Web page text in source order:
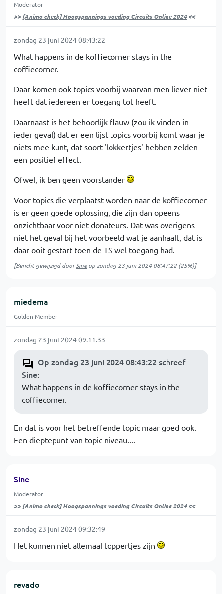
Moderator
>> [Animo check] Hoogspannings voeding Circuits Online 2024<<
zondag 23 juni 2024 08:43:22
What happens in de koffiecorner stays in the
coffiecorner.
Daar komen ook topics voorbij waarvan men liever niet
heeft dat iedereen er toegang tot heeft.
Daarnaast is het behoorlijk flauw (zou ik vinden in
ieder geval) dat er een lijst topics voorbij komt waar je
niets mee kunt, dat soort 'lokkertjes' hebben zelden
een positief effect.
Ofwel, ik ben geen voorstander
Voor topics die verplaatst worden naar de koffiecorner
is er geen goede oplossing, die zijn dan opeens
onzichtbaar voor niet-donateurs. Dat was overigens
niet het geval bij het voorbeeld wat je aanhaalt, dat is
daar ooit gestart toen de TS wel toegang had.
[Bericht gewijzigd doorSineop zondag 23 juni 2024 08:47:22 (25%)]
miedema
Golden Member
zondag 23 juni 2024 09:11:33
Op zondag 23 juni 2024 08:43:22 schreef
Sine:
What happens in de koffiecorner stays in the
coffiecorner.
En dat is voor het betreffende topic maar goed ook.
Een dieptepunt van topic niveau....
Sine
Moderator
>> [Animo check] Hoogspannings voeding Circuits Online 2024<<
zondag 23 juni 2024 09:32:49
Het kunnen niet allemaal toppertjes zijn
revado